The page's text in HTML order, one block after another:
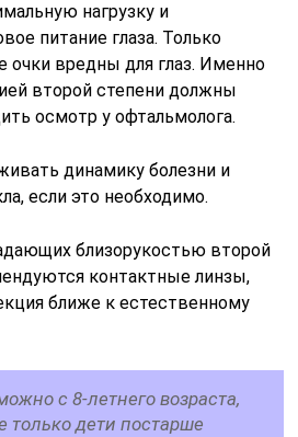
нагрузку и
питание глаза. Только
очки вредны для глаз. Именно
второй степени должны
осмотр у офтальмолога.
динамику болезни и
если это необходимо.
близорукостью второй
контактные линзы,
ближе к естественному
с 8-летнего возраста,
только дети постарше